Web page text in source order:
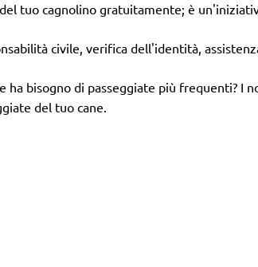
tuo cagnolino gratuitamente; è
civile, verifica dell'identità,
ha bisogno di passeggiate più frequenti? I
del tuo cane.